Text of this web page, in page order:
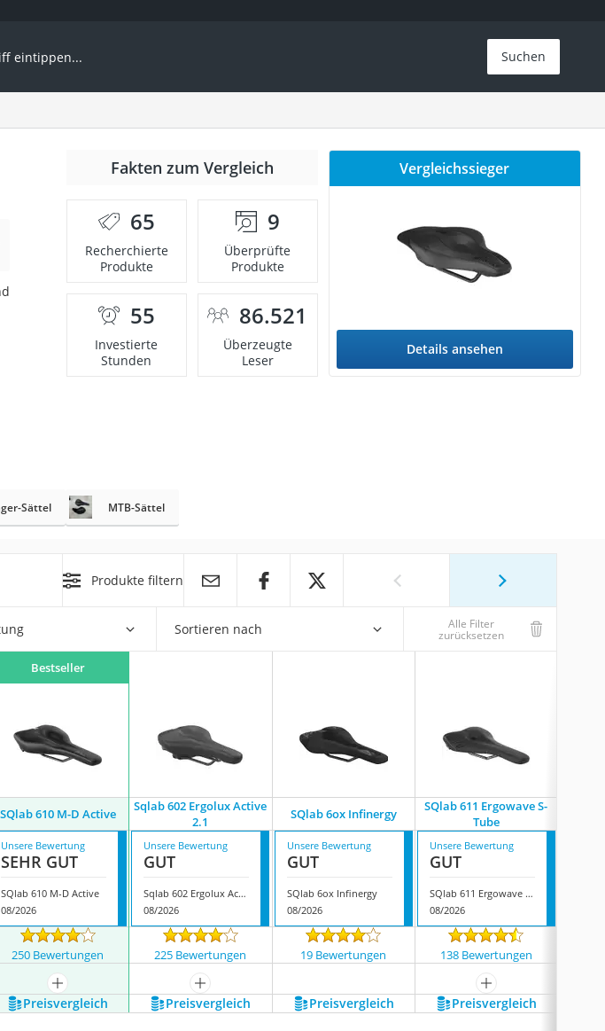
Suchen
Fakten zum Vergleich
65
Recherchierte
Produkte
9
Überprüfte
Produkte
55
Investierte
Stunden
86.521
Überzeugte
Leser
Vergleichssieger
Details ansehen
Sättel MTB-Sättel
Produkte filtern
Sortieren nach Alle Filter
zurücksetzen
Bestseller
SQlab 610 M-D Active
Sqlab 602 Ergolux Active
2.1
SQlab 6ox Infinergy
SQlab 611 Ergowave S-
Tube
Unsere Bewertung
SEHR GUT
SQlab 610 M-D Active
08/2026
Unsere Bewertung
GUT
Sqlab 602 Ergolux Active 2.1
08/2026
Unsere Bewertung
GUT
SQlab 6ox Infinergy
08/2026
Unsere Bewertung
GUT
SQlab 611 Ergowave S-Tube
08/2026
250 Bewertungen 225 Bewertungen 19 Bewertungen 138 Bewertungen
mehr anzeigen mehr anzeigen
mehr anzeigen
Preis­vergleich Preis­vergleich Preis­vergleich Preis­vergleich